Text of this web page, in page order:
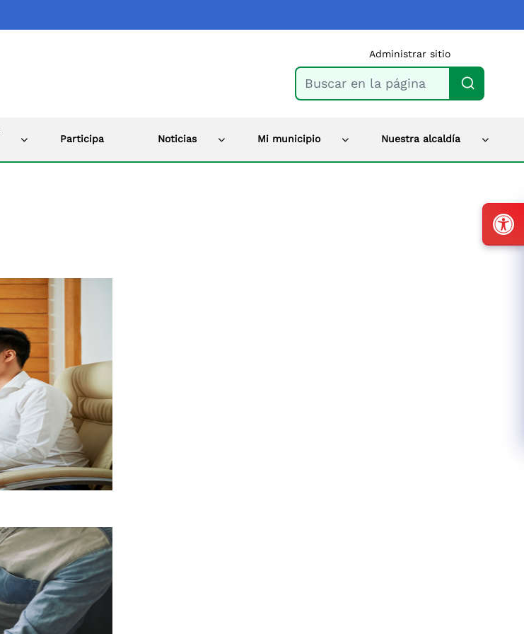
Administrar sitio
Buscar en la página
Participa Noticias Mi municipio Nuestra alcaldía